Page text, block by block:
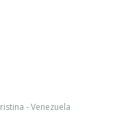
- Venezuela